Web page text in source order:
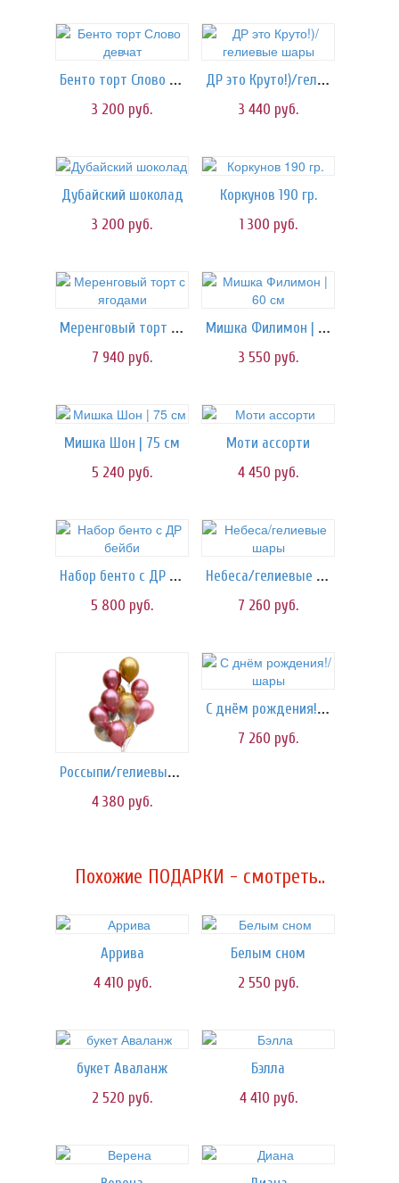
Бенто торт Слово девчат
3 200 руб.
ДР это Круто!)/гелиевые шары
3 440 руб.
Дубайский шоколад
3 200 руб.
Коркунов 190 гр.
1 300 руб.
Меренговый торт с ягодами
7 940 руб.
Мишка Филимон | 60 см
3 550 руб.
Мишка Шон | 75 см
5 240 руб.
Моти ассорти
4 450 руб.
Набор бенто с ДР бейби
5 800 руб.
Небеса/гелиевые шары
7 260 руб.
Россыпи/гелиевые шары
4 380 руб.
С днём рождения!/шары
7 260 руб.
Похожие ПОДАРКИ - смотреть..
Аррива
4 410 руб.
Белым сном
2 550 руб.
букет Аваланж
2 520 руб.
Бэлла
4 410 руб.